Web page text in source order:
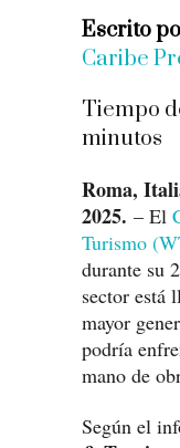
Escrito
Caribe
Tiempo
minutos
Roma,
2025. – El
Turismo
durante su
sector está
mayor
podría
mano de
Según el